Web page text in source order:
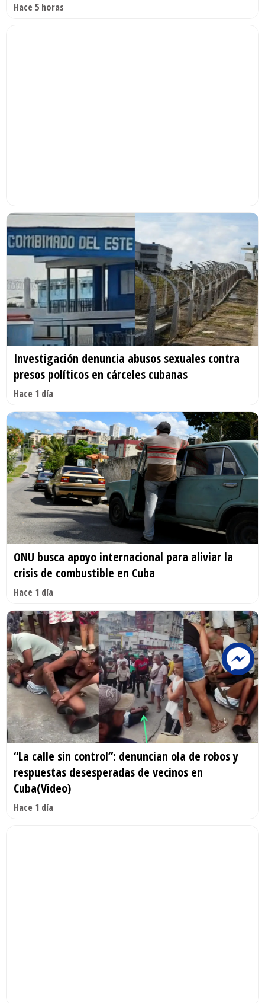
Hace 5 horas
Investigación denuncia abusos sexuales contra
presos políticos en cárceles cubanas
Hace 1 día
ONU busca apoyo internacional para aliviar la
crisis de combustible en Cuba
Hace 1 día
“La calle sin control”: denuncian ola de robos y
respuestas desesperadas de vecinos en
Cuba(Video)
Hace 1 día